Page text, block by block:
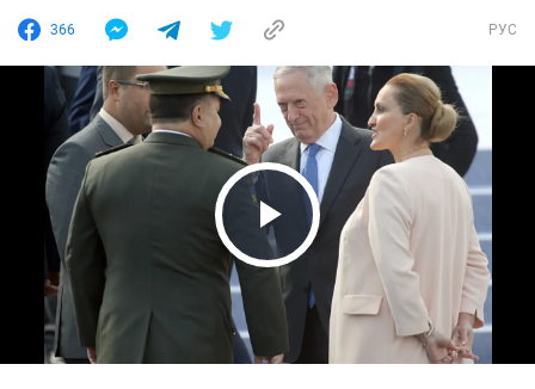
366 РУС
Play Video